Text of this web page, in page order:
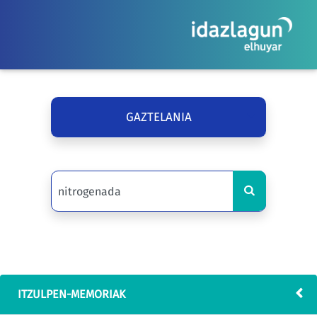
GAZTELANIA
ITZULPEN-MEMORIAK